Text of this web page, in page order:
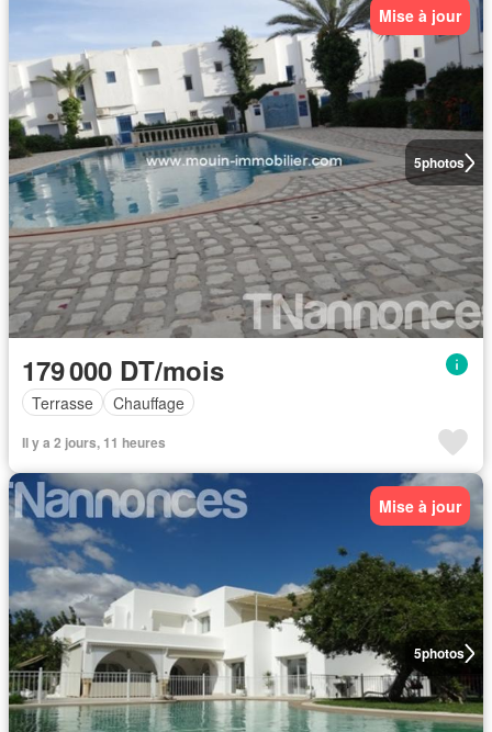
5photos
Mise à jour
179 000 DT/mois
Terrasse Chauffage
Il y a 2 jours, 11 heures
5photos
Mise à jour